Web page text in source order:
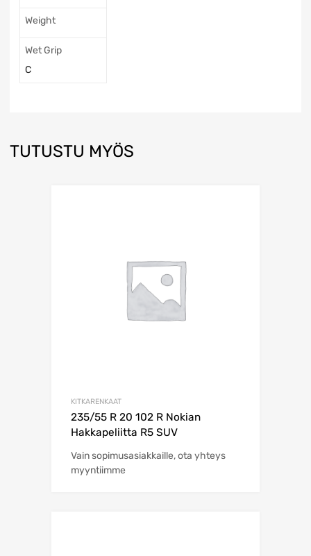
Weight
Wet Grip
C
TUTUSTU MYÖS
KITKARENKAAT
235/55 R 20 102 R Nokian
Hakkapeliitta R5 SUV
Vain sopimusasiakkaille, ota yhteys
myyntiimme